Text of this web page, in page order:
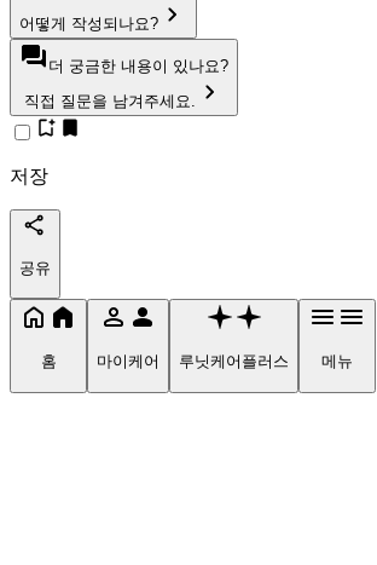
어떻게 작성되나요?
더 궁금한 내용이 있나요?
직접 질문을 남겨주세요.
저장
공유
홈 마이케어 루닛케어플러스 메뉴